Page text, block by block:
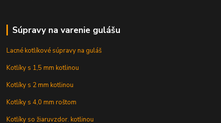
Súpravy na varenie gulášu
Lacné kotlíkové súpravy na guláš
Kotlíky s 1,5 mm kotlinou
Kotlíky s 2 mm kotlinou
Kotlíky s 4,0 mm roštom
Kotlíky so žiaruvzdor. kotlinou